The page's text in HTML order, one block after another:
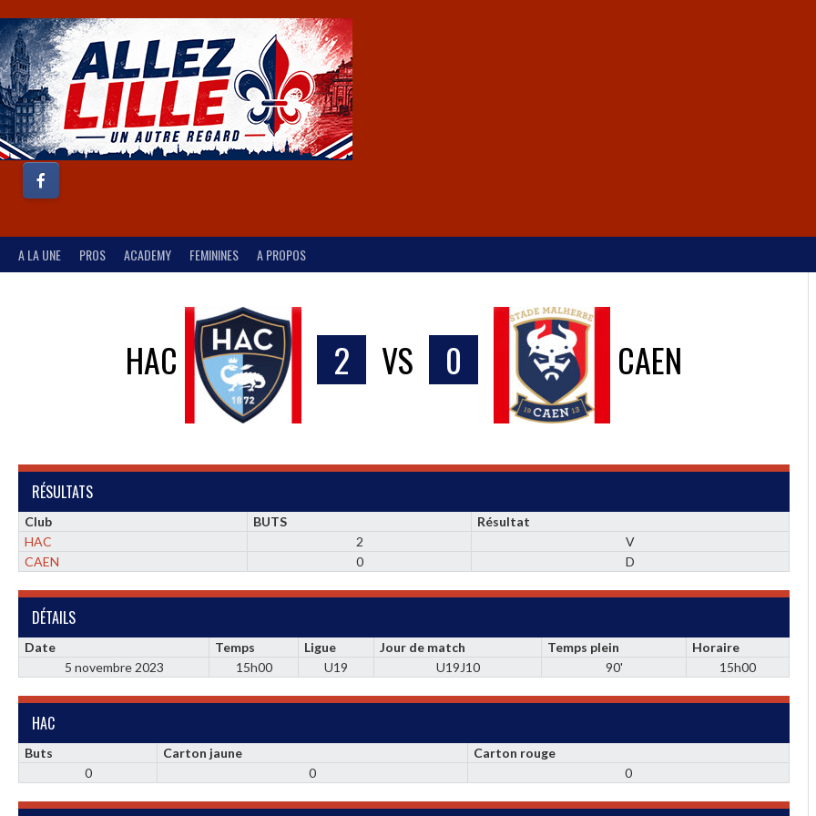
A LA UNE PROS ACADEMY FEMININES A PROPOS
HAC 2 VS 0 CAEN
RÉSULTATS
Club BUTS
Résultat
HAC
2
V
CAEN
0 D
DÉTAILS
Date Temps Ligue Jour de match Temps plein
Horaire
5 novembre 2023
15h00 U19 U19J10 90' 15h00
HAC
Buts Carton jaune
Carton rouge
0
0 0